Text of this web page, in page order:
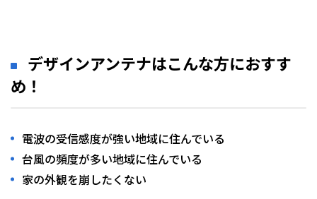
デザインアンテナはこんな方におすす
め！
電波の受信感度が強い地域に住んでいる
台風の頻度が多い地域に住んでいる
家の外観を崩したくない